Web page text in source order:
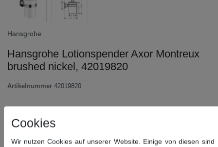
Hansgrohe
Hansgrohe Lotionspender Axor Montreux
brushed nickel, 42019820
Artikelnummer 42019820
266,87 EUR
Cookies
Wir nutzen Cookies auf unserer Website. Einige von diesen sind